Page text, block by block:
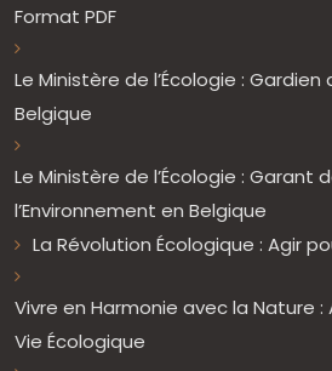
Format PDF
Le Ministère de l’Écologie : Gardien
Belgique
Le Ministère de l’Écologie : Garant
l’Environnement en Belgique
La Révolution Écologique : Agir
Vivre en Harmonie avec la Nature
Vie Écologique